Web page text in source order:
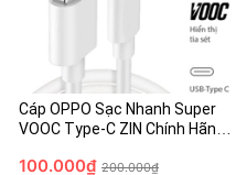
Cáp OPPO Sạc Nhanh Super
VOOC Type-C ZIN Chính Hãng
100.000₫ 200.000₫